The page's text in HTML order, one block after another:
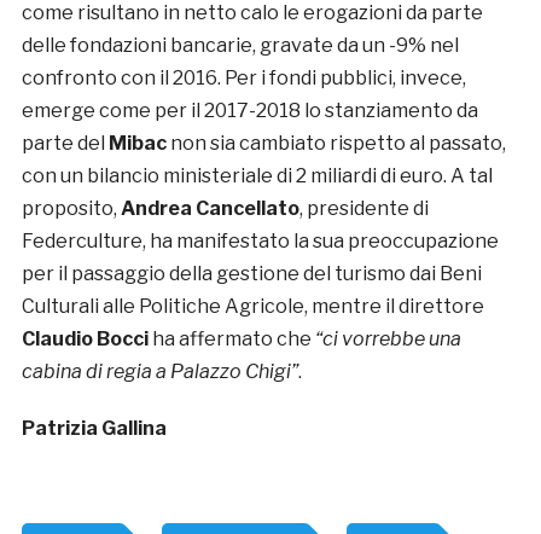
come risultano in netto calo le erogazioni da parte
delle fondazioni bancarie, gravate da un -9% nel
confronto con il 2016. Per i fondi pubblici, invece,
emerge come per il 2017-2018 lo stanziamento da
parte del Mibacnon sia cambiato rispetto al passato,
con un bilancio ministeriale di 2 miliardi di euro. A tal
proposito, Andrea Cancellato, presidente di
Federculture, ha manifestato la sua preoccupazione
per il passaggio della gestione del turismo dai Beni
Culturali alle Politiche Agricole, mentre il direttore
Claudio Bocciha affermato che “ci vorrebbe una
cabina di regia a Palazzo Chigi”.
Patrizia Gallina